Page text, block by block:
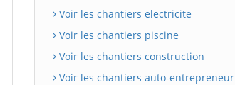
Voir les chantiers electricite
Voir les chantiers piscine
Voir les chantiers construction
Voir les chantiers auto-entrepreneur